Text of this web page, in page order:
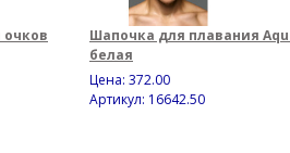
очков
Шапочка для плавания
белая
Цена: 372.00
Артикул: 16642.50